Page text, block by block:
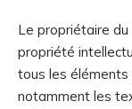
Le propriétaire
propriété
tous les éléments
notamment les